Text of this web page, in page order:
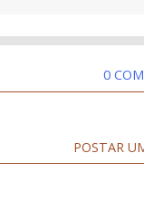
0
POSTAR